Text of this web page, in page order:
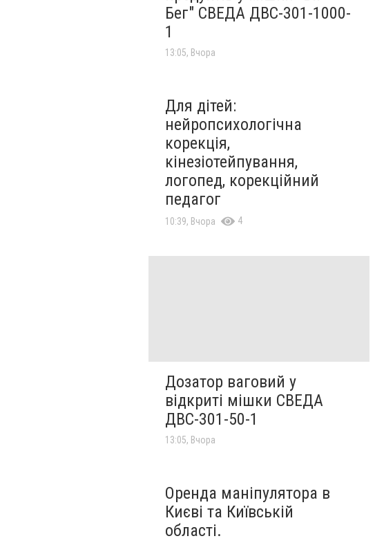
Бег" СВЕДА ДВС-301-1000-
1
13:05, Вчора
Для дітей:
нейропсихологічна
корекція,
кінезіотейпування,
логопед, корекційний
педагог
10:39, Вчора 4
Дозатор ваговий у
відкриті мішки СВЕДА
ДВС-301-50-1
13:05, Вчора
Оренда маніпулятора в
Києві та Київській
області.